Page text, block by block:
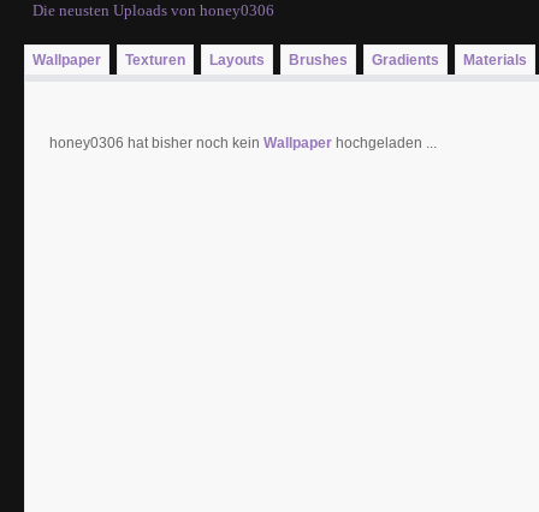
Die neusten Uploads von honey0306
Wallpaper Texturen Layouts Brushes Gradients Materials
honey0306 hat bisher noch kein Wallpaper hochgeladen ...